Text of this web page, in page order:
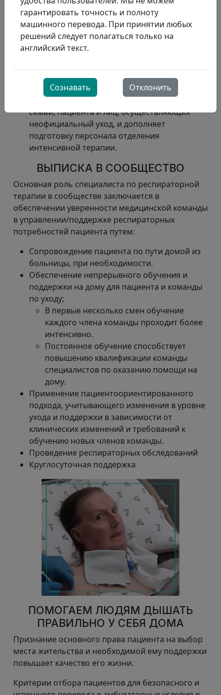
Обучает бригаду по оказанию медицинской
помощи на дому навыкам респираторной
терапии и управления аппаратами
искусственной вентиляции легких.
Получает необходимые назначения по
узнает требования, предъявляемые к
наиболее ответственному врачу.
Программа вовлекает в обучение членов
семьи, пациента и лиц, осуществляющих
неофициальный уход, и дополняет
подготовку персонала отделения
интенсивной терапии.
ВЫПИСКА В СООБЩЕСТВО
Основная роль специалиста по респираторной
терапии в сообществе заключается в
обеспечении уверенности медицинской команды
в управлении/поддержке респираторных
потребностей пациента путем:
Сопровождение пациента по пути домой из
больницы, при необходимости.
Обеспечение непрерывного обучения и
поддержки на дому для пациента и команды
по уходу;
В первые несколько смен обучение
каждого члена команды проходит более
интенсивно.
Постоянное обучение способствует
повышению квалификации команды
специалистов по оказанию помощи на
дому.
Применение пациентоориентированного
подхода, учитывающего изменения в уровне
ухода и поддержки в зависимости от
клинических изменений и требований к
обучению новых членов команды.
Проведение респираторных обследований
Круглосуточная поддержка
ПОМОГАЕМ ЛЮДЯМ ДЫШАТЬ
ПРАВИЛЬНО У СЕБЯ ДОМА
Признание основного права пациента на выбор
места жительства и необходимой ему поддержки
повышает качество его жизни.
Критерии отбора пациентов для безопасного и
гарантировать точность и полноту
машинного перевода. При принятии любых
решений следует полагаться только на
английский текст.
Сознавать Отклонить